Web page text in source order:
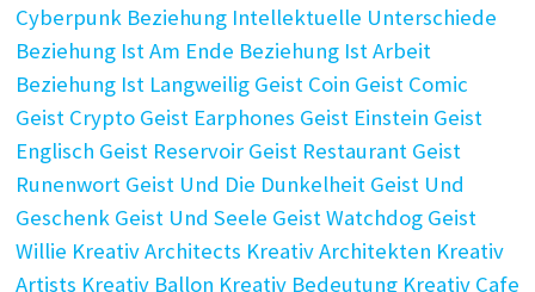
Cyberpunk Beziehung Intellektuelle Unterschiede
Beziehung Ist Am Ende Beziehung Ist Arbeit
Beziehung Ist Langweilig Geist Coin Geist Comic
Geist Crypto Geist Earphones Geist Einstein Geist
Englisch Geist Reservoir Geist Restaurant Geist
Runenwort Geist Und Die Dunkelheit Geist Und
Geschenk Geist Und Seele Geist Watchdog Geist
Willie Kreativ Architects Kreativ Architekten Kreativ
Artists Kreativ Ballon Kreativ Bedeutung Kreativ Cafe